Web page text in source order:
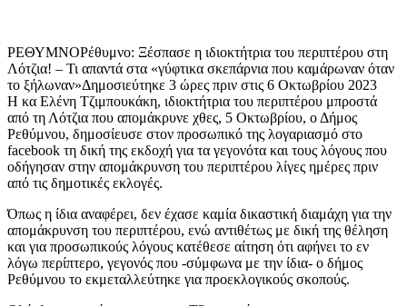
ΡΕΘΥΜΝΟΡέθυμνο: Ξέσπασε η ιδιοκτήτρια του περιπτέρου στη
Λότζια! – Τι απαντά στα «γύφτικα σκεπάρνια που καμάρωναν όταν
το ξήλωναν»Δημοσιεύτηκε 3 ώρες πριν στις 6 Οκτωβρίου 2023
Η κα Ελένη Τζιμπουκάκη, ιδιοκτήτρια του περιπτέρου μπροστά
από τη Λότζια που απομάκρυνε χθες, 5 Οκτωβρίου, ο Δήμος
Ρεθύμνου, δημοσίευσε στον προσωπικό της λογαριασμό στο
facebook τη δική της εκδοχή για τα γεγονότα και τους λόγους που
οδήγησαν στην απομάκρυνση του περιπτέρου λίγες ημέρες πριν
από τις δημοτικές εκλογές.
Όπως η ίδια αναφέρει, δεν έχασε καμία δικαστική διαμάχη για την
απομάκρυνση του περιπτέρου, ενώ αντιθέτως με δική της θέληση
και για προσωπικούς λόγους κατέθεσε αίτηση ότι αφήνει το εν
λόγω περίπτερο, γεγονός που -σύμφωνα με την ίδια- ο δήμος
Ρεθύμνου το εκμεταλλεύτηκε για προεκλογικούς σκοπούς.